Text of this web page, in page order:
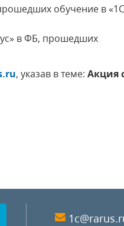
обучение в
в ФБ, прошедших
, указав в теме:Акция